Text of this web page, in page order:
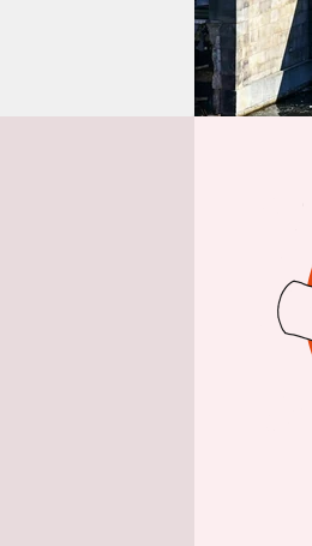
epaper login